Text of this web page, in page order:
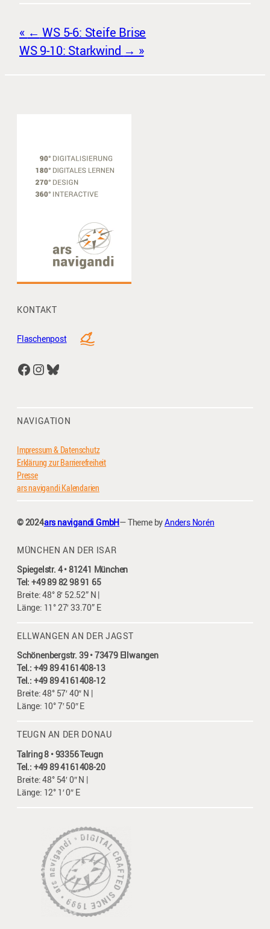
← WS 5-6: Steife Brise
WS 9-10: Starkwind →
KONTAKT
Flaschenpost
Facebook InstagramBluesky
NAVIGATION
Impressum & Datenschutz
Erklärung zur Barrierefreiheit
Presse
ars navigandi Kalendarien
© 2024ars navigandi GmbH— Theme byAnders Norén
MÜNCHEN AN DER ISAR
Spiegelstr. 4 • 81241 München
Tel: +49 89 82 98 91 65
Breite: 48° 8′ 52.52” N |
Länge: 11° 27′ 33.70” E
ELLWANGEN AN DER JAGST
Schönenbergstr. 39 • 73479 Ellwangen
Tel.: +49 89 4161408-13
Tel.: +49 89 4161408-12
Breite: 48° 57′ 40″ N |
Länge: 10° 7′ 50″ E
TEUGN AN DER DONAU
Talring 8 • 93356 Teugn
Tel.: +49 89 4161408-20
Breite: 48° 54′ 0″ N |
Länge: 12° 1′ 0″ E